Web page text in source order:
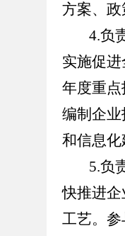
方案、
4.负
实施促
年度重
编制企
和信息
5.负
快推进
工艺。